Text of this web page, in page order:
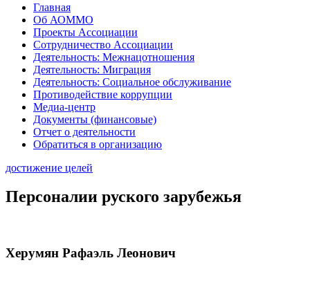
Главная
Об АОММО
Проекты Ассоциации
Сотрудничество Ассоциации
Деятельность: Межнацотношения
Деятельность: Миграция
Деятельность: Социальное обслуживание
Противодействие коррупции
Медиа-центр
Документы (финансовые)
Отчет о деятельности
Обратиться в организацию
достижение целей
Персоналии руского зарубежья
Херумян Рафаэль Леонович